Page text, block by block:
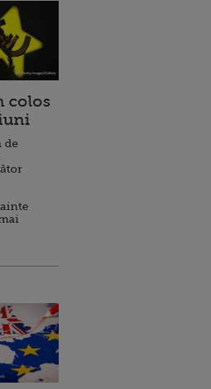
colos
de